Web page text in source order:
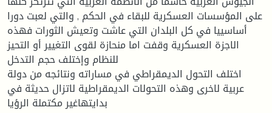
على المؤسسات العسكرية للبقاء في الحكم , والتي لعبت دورا
أساسييا في كل البلدان التي عاشت وتعيش الثورات فهذه
الاجزة العسكرية وقفت اما منحازة لقوى التغيير أو التحيز
للنظام وإختلف حجم التدخل
اختلف التحول الديمقراطي في مساراته ونتائجه من دولة
عربية لاخرى وهذه التحولات الديمقراطية لاتزال حديثة في
بدايتهاغير مكتملة الرؤيا